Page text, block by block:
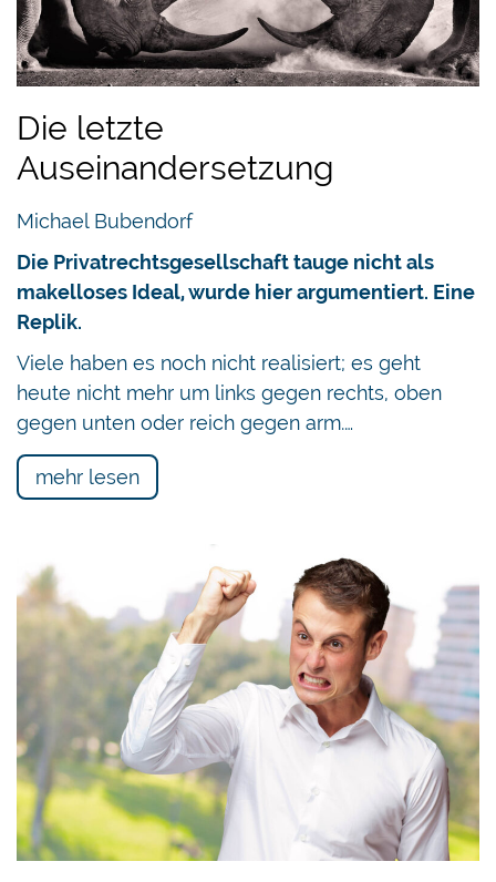
Die letzte
Auseinandersetzung
Michael Bubendorf
Die Privatrechtsgesellschaft tauge nicht als
makelloses Ideal, wurde hier argumentiert. Eine
Replik.
Viele haben es noch nicht realisiert; es geht
heute nicht mehr um links gegen rechts, oben
gegen unten oder reich gegen arm.…
mehr lesen